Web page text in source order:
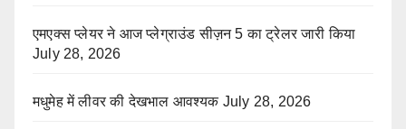
एमएक्स प्लेयर ने आज प्लेग्राउंड सीज़न 5 का ट्रेलर जारी किया
July 28, 2026
मधुमेह में लीवर की देखभाल आवश्यक July 28, 2026